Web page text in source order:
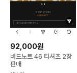
92,000원
버드노트 46 티셔츠 2장
판매